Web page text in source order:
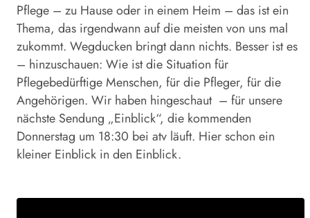
Pflege – zu Hause oder in einem Heim – das ist ein
Thema, das irgendwann auf die meisten von uns mal
zukommt. Wegducken bringt dann nichts. Besser ist es
– hinzuschauen: Wie ist die Situation für
Pflegebedürftige Menschen, für die Pfleger, für die
Angehörigen. Wir haben hingeschaut – für unsere
nächste Sendung „Einblick“, die kommenden
Donnerstag um 18:30 bei atv läuft. Hier schon ein
kleiner Einblick in den Einblick.